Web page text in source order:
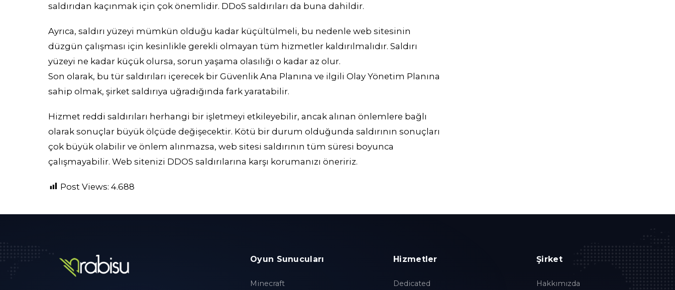
saldırıdan kaçınmak için çok önemlidir. DDoS saldırıları da buna dahildir.
Ayrıca, saldırı yüzeyi mümkün olduğu kadar küçültülmeli, bu nedenle web sitesinin
düzgün çalışması için kesinlikle gerekli olmayan tüm hizmetler kaldırılmalıdır. Saldırı
yüzeyi ne kadar küçük olursa, sorun yaşama olasılığı o kadar az olur.
Son olarak, bu tür saldırıları içerecek bir Güvenlik Ana Planına ve ilgili Olay Yönetim Planına
sahip olmak, şirket saldırıya uğradığında fark yaratabilir.
Hizmet reddi saldırıları herhangi bir işletmeyi etkileyebilir, ancak alınan önlemlere bağlı
olarak sonuçlar büyük ölçüde değişecektir. Kötü bir durum olduğunda saldırının sonuçları
çok büyük olabilir ve önlem alınmazsa, web sitesi saldırının tüm süresi boyunca
çalışmayabilir. Web sitenizi DDOS saldırılarına karşı korumanızı öneririz.
Post Views: 4.688
Oyun Sunucuları
Minecraft
Hizmetler
Dedicated
Şirket
Hakkımızda